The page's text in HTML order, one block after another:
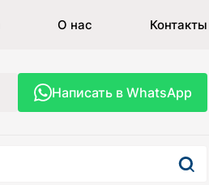
О нас Контакты
Написать в WhatsApp